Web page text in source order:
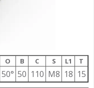
О B C S L1 T
50° 50 110 M8 18 15